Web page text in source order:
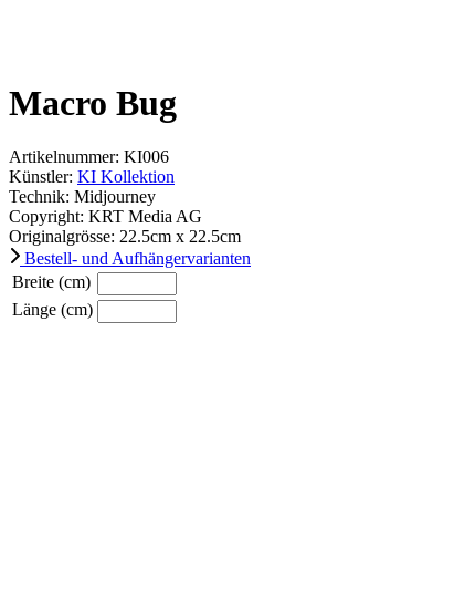
Macro Bug
Artikelnummer: KI006
Künstler: KI Kollektion
Technik: Midjourney
Copyright: KRT Media AG
Originalgrösse: 22.5cm x 22.5cm
Bestell- und Aufhängervarianten
Breite (cm)
Länge (cm)